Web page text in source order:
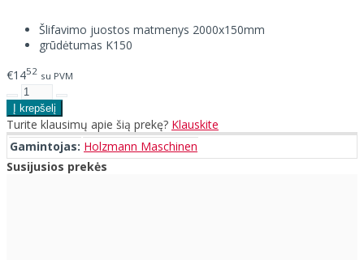
Šlifavimo juostos matmenys 2000x150mm
grūdėtumas K150
€1452 su PVM
Turite klausimų apie šią prekę? Klauskite
Gamintojas: Holzmann Maschinen
Susijusios prekės